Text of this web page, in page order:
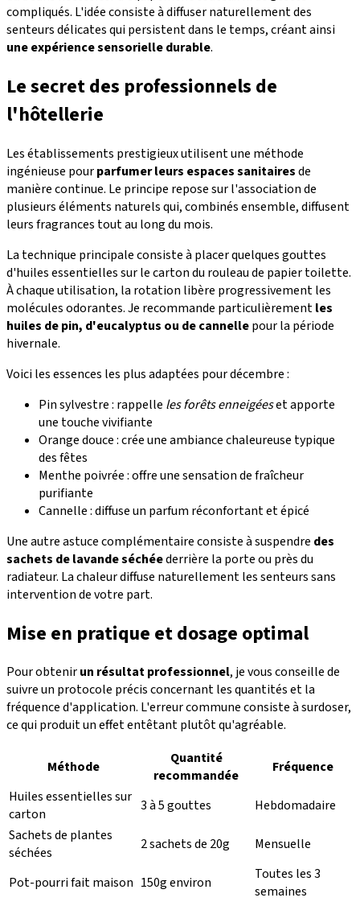
compliqués. L'idée consiste à diffuser naturellement des
senteurs délicates qui persistent dans le temps, créant ainsi
une expérience sensorielle durable.
Le secret des professionnels de
l'hôtellerie
Les établissements prestigieux utilisent une méthode
ingénieuse pourparfumer leurs espaces sanitairesde
manière continue. Le principe repose sur l'association de
plusieurs éléments naturels qui, combinés ensemble, diffusent
leurs fragrances tout au long du mois.
La technique principale consiste à placer quelques gouttes
d'huiles essentielles sur le carton du rouleau de papier toilette.
À chaque utilisation, la rotation libère progressivement les
molécules odorantes. Je recommande particulièrementles
huiles de pin, d'eucalyptus ou de cannellepour la période
hivernale.
Voici les essences les plus adaptées pour décembre :
Pin sylvestre : rappelle les forêts enneigéeset apporte
une touche vivifiante
Orange douce : crée une ambiance chaleureuse typique
des fêtes
Menthe poivrée : offre une sensation de fraîcheur
purifiante
Cannelle : diffuse un parfum réconfortant et épicé
Une autre astuce complémentaire consiste à suspendre des
sachets de lavande séchéederrière la porte ou près du
radiateur. La chaleur diffuse naturellement les senteurs sans
intervention de votre part.
Mise en pratique et dosage optimal
Pour obtenirun résultat professionnel, je vous conseille de
suivre un protocole précis concernant les quantités et la
fréquence d'application. L'erreur commune consiste à surdoser,
ce qui produit un effet entêtant plutôt qu'agréable.
Méthode
Quantité
recommandée
Fréquence
Huiles essentielles sur
carton
3 à 5 gouttes
Hebdomadaire
Sachets de plantes
séchées
2 sachets de 20g Mensuelle
Pot-pourri fait maison 150g environ
Toutes les 3
semaines